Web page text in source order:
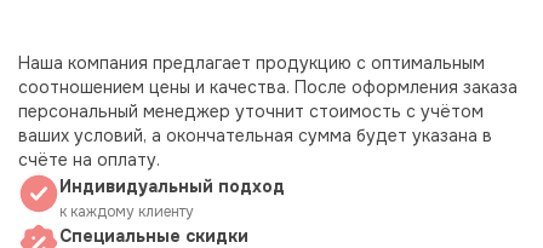
Наша компания предлагает продукцию с оптимальным
соотношением цены и качества. После оформления заказа
персональный менеджер уточнит стоимость с учётом
ваших условий, а окончательная сумма будет указана в
счёте на оплату.
Индивидуальный подход
к каждому клиенту
Специальные скидки